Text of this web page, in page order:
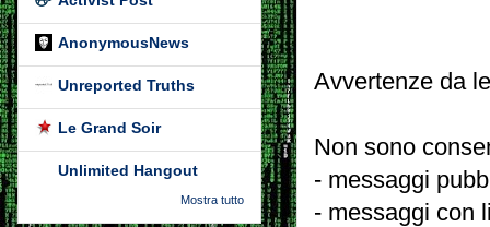
Avvertenze da
Non sono
- messaggi
- messaggi con
AnonymousNews
Unreported Truths
Le Grand Soir
Unlimited Hangout
Mostra tutto